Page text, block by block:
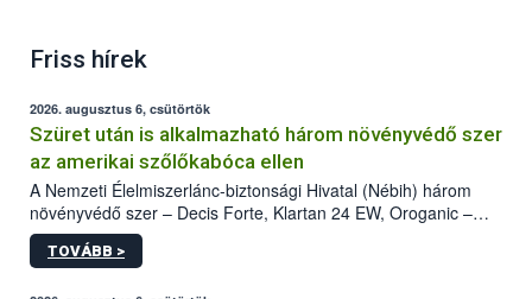
Friss hírek
2026. augusztus 6, csütörtök
Szüret után is alkalmazható három növényvédő szer
az amerikai szőlőkabóca ellen
A Nemzeti Élelmiszerlánc-biztonsági Hivatal (Nébih) három
növényvédő szer – Decis Forte, Klartan 24 EW, Oroganic –
engedélyokiratát módosította, így azok a szüretet követően,
egészen a vesszőérettség (BBCH 91) stádiumáig
TOVÁBB >